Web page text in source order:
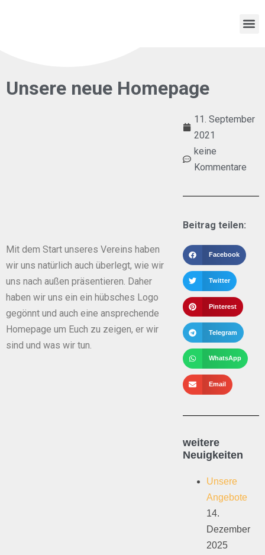
Unsere neue Homepage
Mit dem Start unseres Vereins haben
wir uns natürlich auch überlegt, wie wir
uns nach außen präsentieren. Daher
haben wir uns ein ein hübsches Logo
gegönnt und auch eine ansprechende
Homepage um Euch zu zeigen, er wir
sind und was wir tun.
11. September
2021
keine
Kommentare
Beitrag teilen:
Facebook
Twitter
Pinterest
Telegram
WhatsApp
Email
weitere
Neuigkeiten
Unsere
Angebote
14.
Dezember
2025